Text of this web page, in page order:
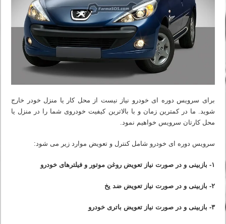
برای سرویس دوره ای خودرو نیاز نیست از محل کار یا منزل خودر خارج
شوید. ما در کمترین زمان و با بالاترین کیفیت خودروی شما را در منزل یا
محل کارتان سرویس خواهیم نمود.
سرویس دوره ای خودرو شامل کنترل و تعویض موارد زیر می شود:
۱- بازبینی و در صورت نیاز تعویض روغن موتور و فیلترهای خودرو
۲- بازبینی و در صورت نیاز تعویض ضد یخ
۳- بازبینی و در صورت نیاز تعویض باتری خودرو